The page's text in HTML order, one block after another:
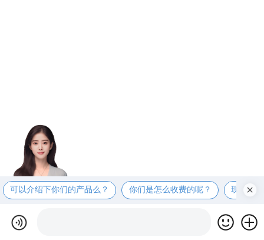
可以介绍下你们的产品么？ 你们是怎么收费的呢？ 现在有